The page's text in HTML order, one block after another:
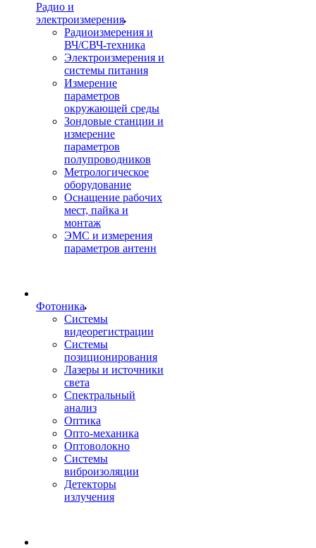
Радио и
электроизмерения
Радиоизмерения и
ВЧ/СВЧ-техника
Электроизмерения и
системы питания
Измерение
параметров
окружающей среды
Зондовые станции и
измерение
параметров
полупроводников
Метрологическое
оборудование
Оснащение рабочих
мест, пайка и
монтаж
ЭМС и измерения
параметров антенн
Фотоника
Cистемы
видеорегистрации
Системы
позиционирования
Лазеры и источники
света
Спектральный
анализ
Оптика
Опто-механика
Оптоволокно
Системы
виброизоляции
Детекторы
излучения